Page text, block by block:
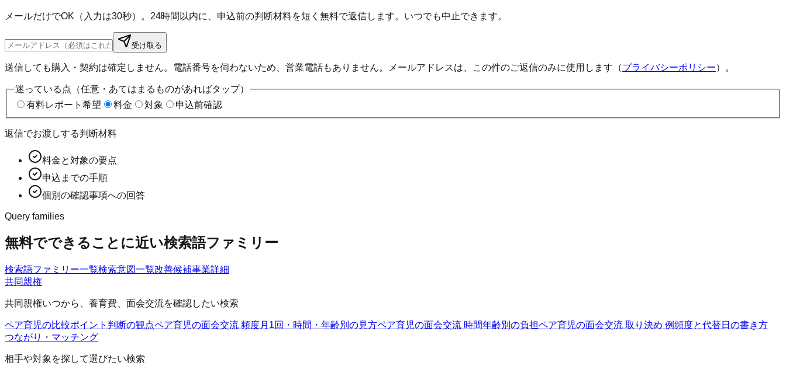
メールだけでOK（入力は30秒）。24時間以内に、申込前の判断材料を短く無料で返信します。いつでも中止できます。
受け取る
送信しても購入・契約は確定しません。電話番号を伺わないため、営業電話もありません。メールアドレスは、この件のご返信のみに使用します（プライバシーポリシー）。
迷っている点（任意・あてはまるものがあればタップ）
有料レポート希望
料金 対象 申込前確認
返信でお渡しする判断材料
料金と対象の要点
申込までの手順
個別の確認事項への回答
Query families
無料でできることに近い検索語ファミリー
検索語ファミリー一覧検索意図一覧改善候補事業詳細
共同親権
共同親権いつから、養育費、面会交流を確認したい検索
ペア育児の比較ポイント 判断の観点ペア育児の面会交流 頻度月1回・時間・年齢別の見方ペア育児の面会交流 時間年齢別の負担ペア育児の面会交流 取り決め 例頻度と代替日の書き方
つながり・マッチング
相手や対象を探して選びたい検索